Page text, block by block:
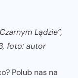
Lądzie”,
foto: autor
Polub nas na